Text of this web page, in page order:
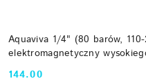
Aquaviva 1/4" (80 barów,
elektromagnetyczny
144.00